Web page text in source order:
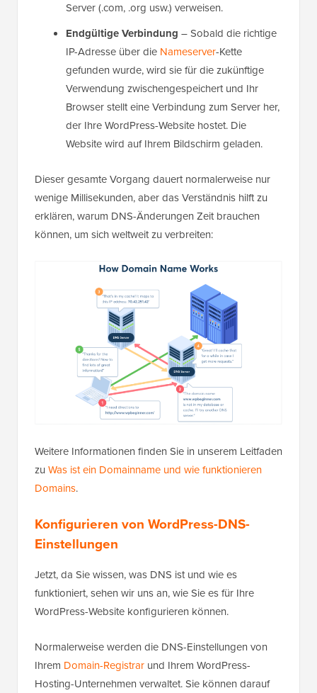
Server (.com, .org usw.) verweisen.
Endgültige Verbindung – Sobald die richtige
IP-Adresse über die Nameserver-Kette
gefunden wurde, wird sie für die zukünftige
Verwendung zwischengespeichert und Ihr
Browser stellt eine Verbindung zum Server her,
der Ihre WordPress-Website hostet. Die
Website wird auf Ihrem Bildschirm geladen.
Dieser gesamte Vorgang dauert normalerweise nur
wenige Millisekunden, aber das Verständnis hilft zu
erklären, warum DNS-Änderungen Zeit brauchen
können, um sich weltweit zu verbreiten:
Weitere Informationen finden Sie in unserem Leitfaden
zu Was ist ein Domainname und wie funktionieren
Domains.
Konfigurieren von WordPress-DNS-
Einstellungen
Jetzt, da Sie wissen, was DNS ist und wie es
funktioniert, sehen wir uns an, wie Sie es für Ihre
WordPress-Website konfigurieren können.
Normalerweise werden die DNS-Einstellungen von
Ihrem Domain-Registrar und Ihrem WordPress-
Hosting-Unternehmen verwaltet. Sie können darauf